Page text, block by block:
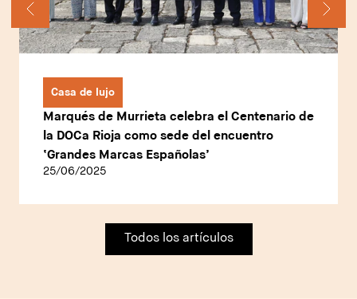
Casa de lujo
Marqués de Murrieta celebra el Centenario de
la DOCa Rioja como sede del encuentro
‘Grandes Marcas Españolas’
25/06/2025
Todos los artículos